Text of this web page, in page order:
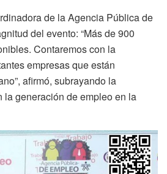
de la Agencia Pública de
del evento: “Más de 900
Contaremos con la
empresas que están
afirmó, subrayando la
la generación de empleo en la